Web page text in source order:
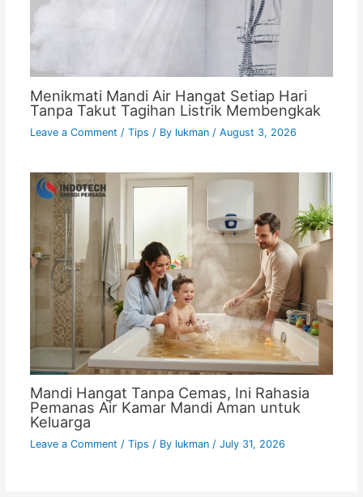
Menikmati Mandi Air Hangat Setiap Hari
Tanpa Takut Tagihan Listrik Membengkak
Leave a Comment / Tips / By lukman / August 3, 2026
Mandi Hangat Tanpa Cemas, Ini Rahasia
Pemanas Air Kamar Mandi Aman untuk
Keluarga
Leave a Comment / Tips / By lukman / July 31, 2026